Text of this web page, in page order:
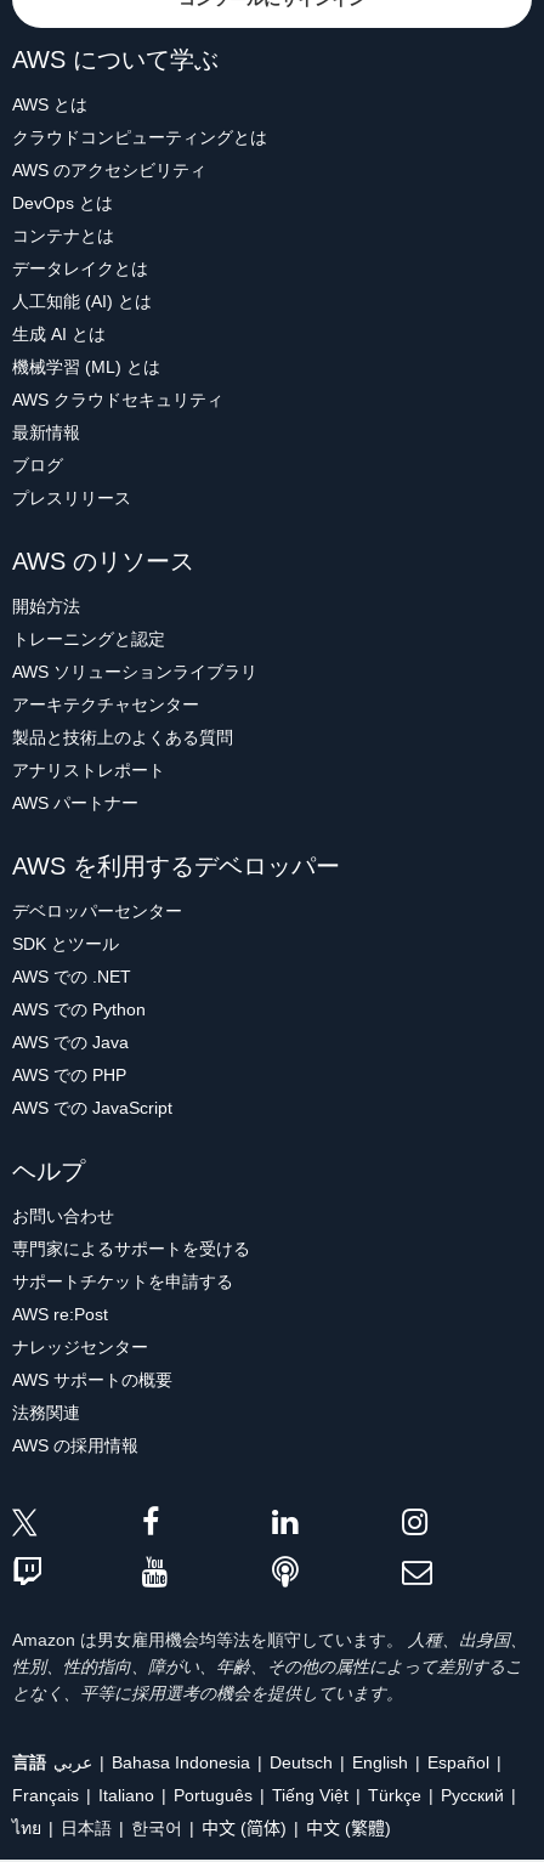
AWS について学ぶ
AWS とは
クラウドコンピューティングとは
AWS のアクセシビリティ
DevOps とは
コンテナとは
データレイクとは
人工知能 (AI) とは
生成 AI とは
機械学習 (ML) とは
AWS クラウドセキュリティ
最新情報
ブログ
プレスリリース
AWS のリソース
開始方法
トレーニングと認定
AWS ソリューションライブラリ
アーキテクチャセンター
製品と技術上のよくある質問
アナリストレポート
AWS パートナー
AWS を利用するデベロッパー
デベロッパーセンター
SDK とツール
AWS での .NET
AWS での Python
AWS での Java
AWS での PHP
AWS での JavaScript
ヘルプ
お問い合わせ
専門家によるサポートを受ける
サポートチケットを申請する
AWS re:Post
ナレッジセンター
AWS サポートの概要
法務関連
AWS の採用情報
Amazon は男女雇用機会均等法を順守しています。
人種、出身国、
性別、性的指向、障がい、年齢、その他の属性によって差別するこ
となく、平等に採用選考の機会を提供しています。
言語 عربي Bahasa Indonesia Deutsch English
Español
Français
Italiano Português Tiếng Việt Türkçe
Ρусский
ไทย
日本語 한국어 中文 (简体) 中文 (繁體)